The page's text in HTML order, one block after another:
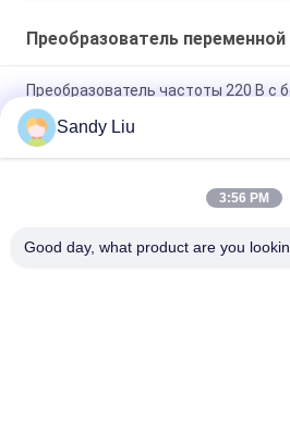
Преобразователь
Преобразователь частоты 220 В с
векторным управлением
Преобразователь частоты с
Инвертор PMSM Преобразователь
Sandy Liu
3:56 PM
Good day, what product are you